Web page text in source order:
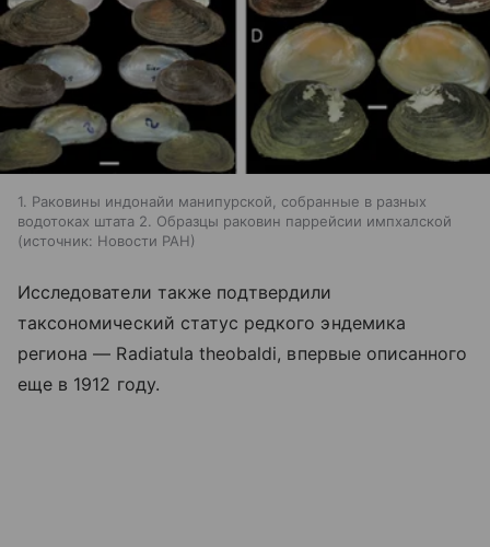
1. Раковины индонайи манипурской, собранные в разных
водотоках штата 2. Образцы раковин паррейсии импхалской
источник: Новости РАН
Исследователи также подтвердили
таксономический статус редкого эндемика
региона — Radiatula theobaldi, впервые описанного
еще в 1912 году.